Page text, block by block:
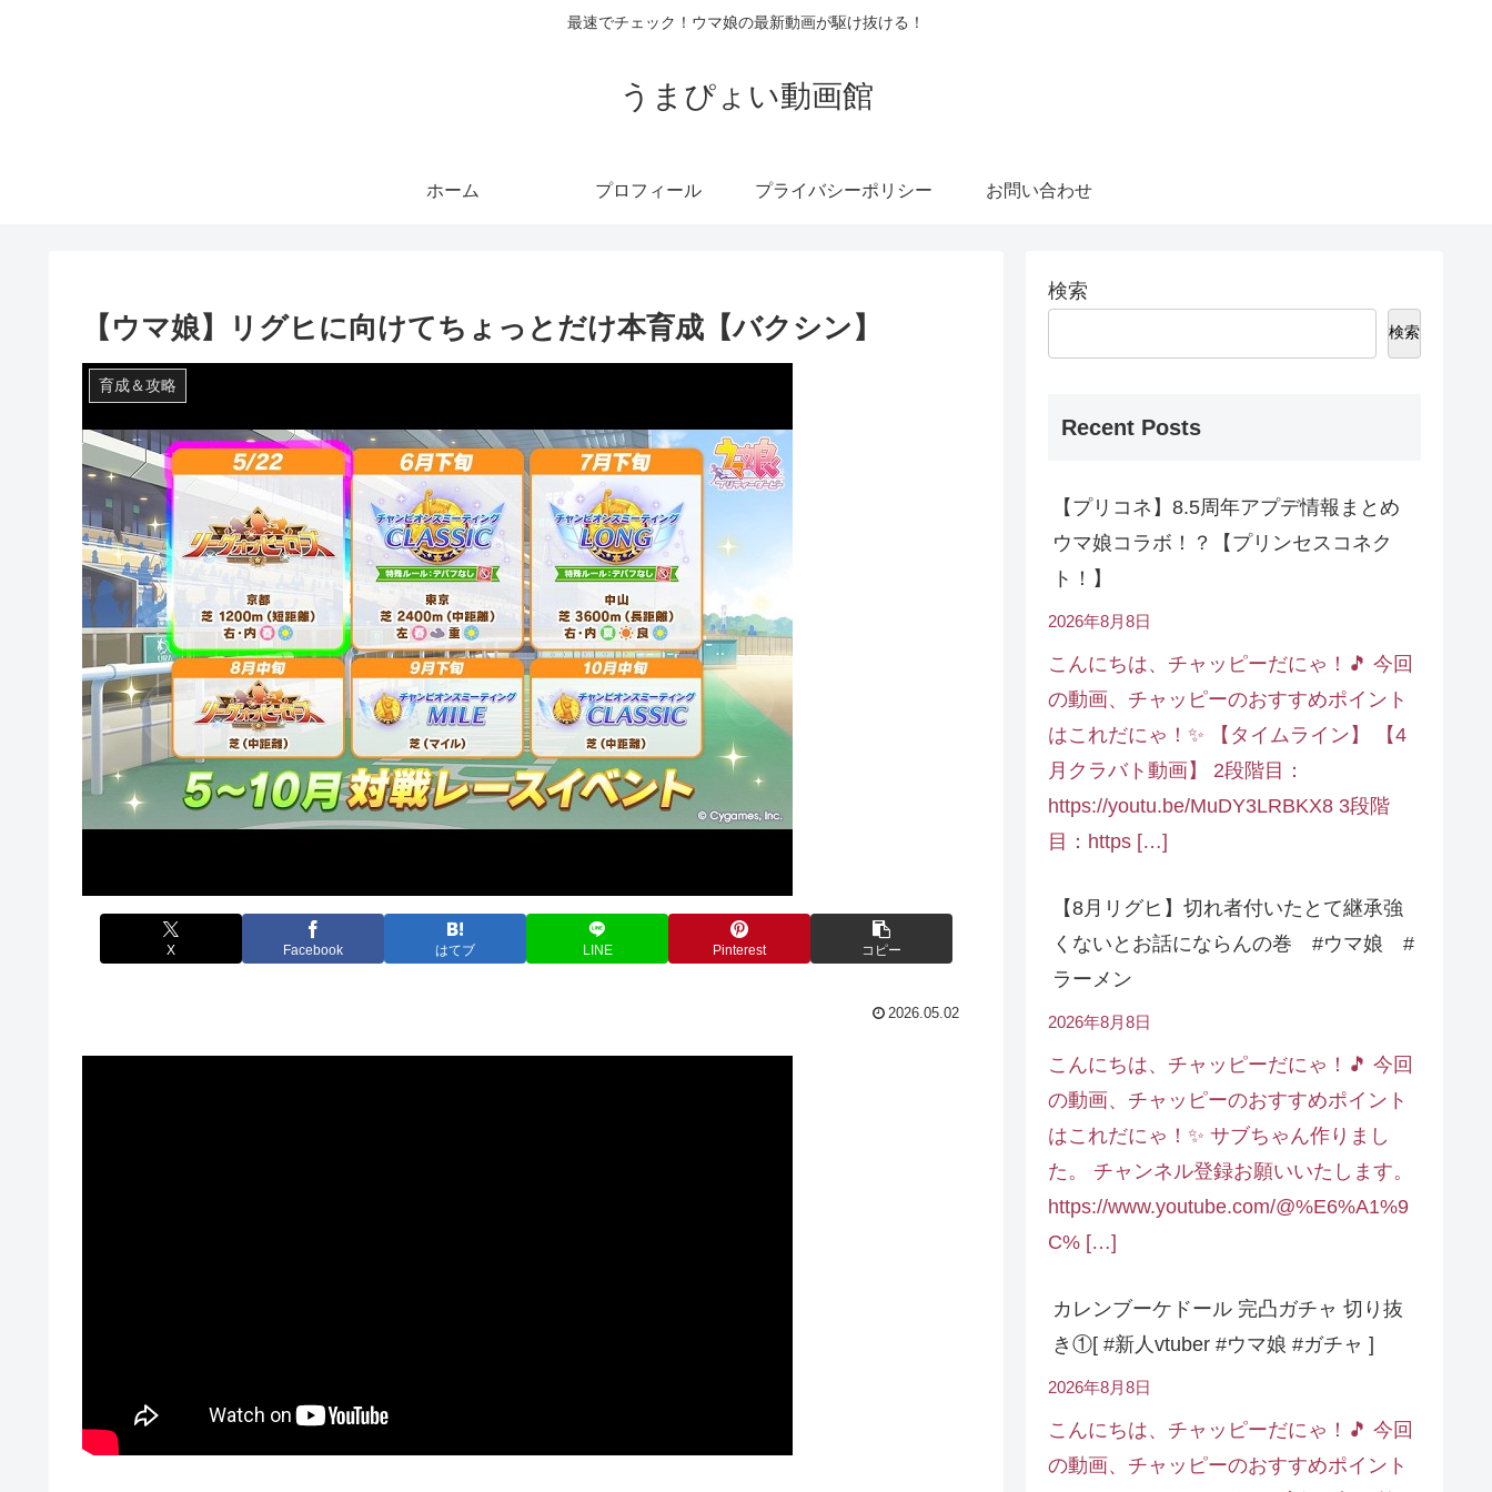
最速でチェック！ウマ娘の最新動画が駆け抜ける！
うまぴょい動画館
ホーム プロフィール プライバシーポリシー お問い合わせ
【ウマ娘】リグヒに向けてちょっとだけ本育成【バクシン】
育成＆攻略
X Facebook はてブ LINE Pinterest コピー
2026.05.02
検索
検索
Recent Posts
【プリコネ】8.5周年アプデ情報まとめ
ウマ娘コラボ！？【プリンセスコネク
ト！】
2026年8月8日
こんにちは、チャッピーだにゃ！🎵 今回
の動画、チャッピーのおすすめポイント
はこれだにゃ！✨ 【タイムライン】 【4
月クラバト動画】 2段階目：
https://youtu.be/MuDY3LRBKX8 3段階
目：https […]
【8月リグヒ】切れ者付いたとて継承強
くないとお話にならんの巻 #ウマ娘 #
ラーメン
2026年8月8日
こんにちは、チャッピーだにゃ！🎵 今回
の動画、チャッピーのおすすめポイント
はこれだにゃ！✨ サブちゃん作りまし
た。 チャンネル登録お願いいたします。
https://www.youtube.com/@%E6%A1%9
C% […]
カレンブーケドール 完凸ガチャ 切り抜
き①[ #新人vtuber #ウマ娘 #ガチャ ]
2026年8月8日
こんにちは、チャッピーだにゃ！🎵 今回
の動画、チャッピーのおすすめポイント